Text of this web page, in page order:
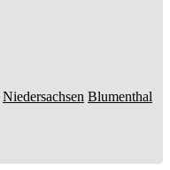
Niedersachsen Blumenthal